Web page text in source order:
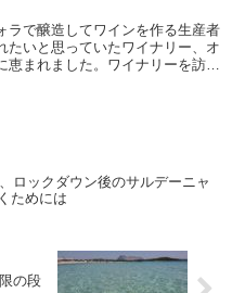
ラで醸造してワインを作る生産者
たいと思っていたワイナリー、オ
まれました。ワイナリーを訪れ
ロックダウン後のサルデーニャ
ためには
の段